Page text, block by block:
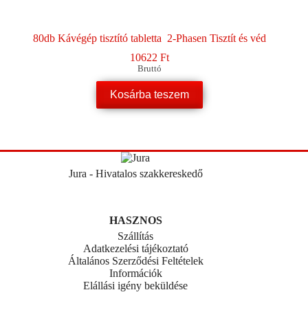
80db Kávégép tisztító tabletta 2-Phasen Tisztít és véd
10622 Ft
Bruttó
Kosárba teszem
Jura - Hivatalos szakkereskedő
HASZNOS
Szállítás
Adatkezelési tájékoztató
Általános Szerződési Feltételek
Információk
Elállási igény beküldése